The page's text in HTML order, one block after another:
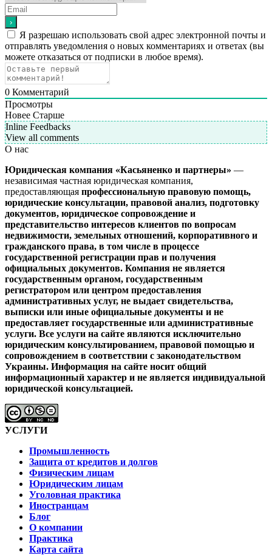
Я разрешаю использовать свой адрес электронной почты и
отправлять уведомления о новых комментариях и ответах (вы
можете отказаться от подписки в любое время).
0 Комментарий
Просмотры
Новее Старше
Inline Feedbacks
View all comments
О нас
Юридическая компания «Касьяненко и партнеры» —
независимая частная юридическая компания,
предоставляющая профессиональную правовую помощь,
юридические консультации, правовой анализ, подготовку
документов, юридическое сопровождение и
представительство интересов клиентов по вопросам
недвижимости, земельных отношений, корпоративного и
гражданского права, в том числе в процессе
государственной регистрации прав и получения
официальных документов. Компания не является
государственным органом, государственным
регистратором или центром предоставления
административных услуг, не выдает свидетельства,
выписки или иные официальные документы и не
предоставляет государственные или административные
услуги. Все услуги на сайте являются исключительно
юридическим консультированием, правовой помощью и
сопровождением в соответствии с законодательством
Украины. Информация на сайте носит общий
информационный характер и не является индивидуальной
юридической консультацией.
УСЛУГИ
Промышленность
Защита от кредитов и долгов
Физическим лицам
Юридическим лицам
Уголовная практика
Иностранцам
Блог
О компании
Практика
Карта сайта